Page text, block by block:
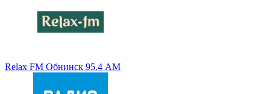
Relax FM Обнинск 95.4 AM